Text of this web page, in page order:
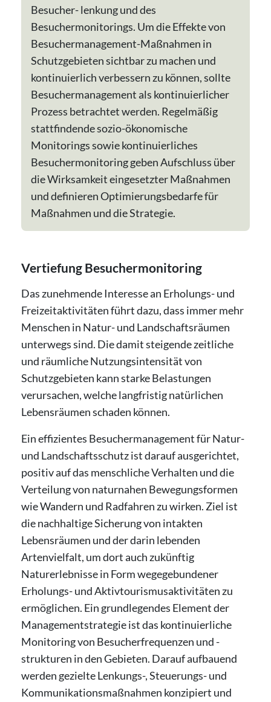
Besucher­­- lenkung und des
Besuchermonitorings. Um die Effekte von
Besuchermanagement-Maßnahmen in
Schutzgebieten sichtbar zu machen und
kontinuierlich verbessern zu können, sollte
Besuchermanagement als kontinuierlicher
Prozess betrachtet werden. Regelmäßig
stattfindende sozio-ökonomische
Monitorings sowie kontinuierliches
Besuchermonitoring geben Aufschluss über
die Wirksamkeit eingesetzter Maßnahmen
und definieren Optimierungsbedarfe für
Maßnahmen und die Strategie.
Vertiefung Besuchermonitoring
Das zunehmende Interesse an Erholungs- und
Freizeitaktivitäten führt dazu, dass immer mehr
Menschen in Natur- und Landschaftsräumen
unterwegs sind. Die damit steigende zeitliche
und räumliche Nutzungsintensität von
Schutzgebieten kann starke Belastungen
verursachen, welche langfristig natürlichen
Lebensräumen schaden können.
Ein effizientes Besuchermanagement für Natur-
und Landschaftsschutz ist darauf ausgerichtet,
positiv auf das menschliche Verhalten und die
Verteilung von naturnahen Bewegungsformen
wie Wandern und Radfahren zu wirken. Ziel ist
die nachhaltige Sicherung von intakten
Lebensräumen und der darin lebenden
Artenvielfalt, um dort auch zukünftig
Naturerlebnisse in Form wegegebundener
Erholungs- und Aktivtourismusaktivitäten zu
ermöglichen. Ein grundlegendes Element der
Managementstrategie ist das kontinuierliche
Monitoring von Besucherfrequenzen und -
strukturen in den Gebieten. Darauf aufbauend
werden gezielte Lenkungs-, Steuerungs- und
Kommunikationsmaßnahmen konzipiert und